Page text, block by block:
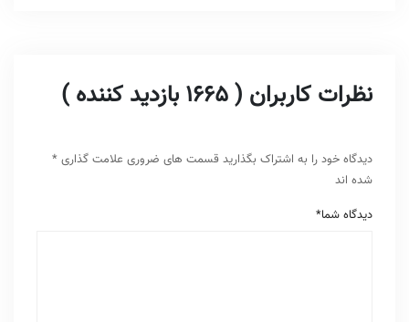
نظرات کاربران ( 1665 بازدید کننده )
دیدگاه خود را به اشتراک بگذارید قسمت های ضروری علامت گذاری *
شده اند
دیدگاه شما*